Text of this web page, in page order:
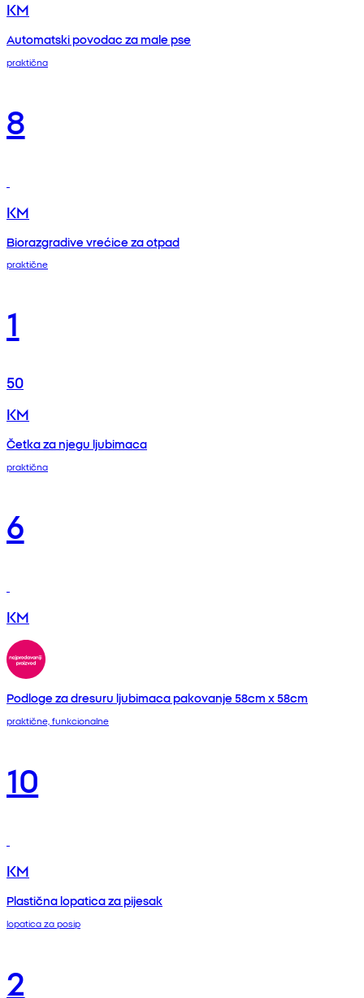
KM
Automatski povodac za male pse
praktična
8
KM
Biorazgradive vrećice za otpad
praktične
1
50
KM
Četka za njegu ljubimaca
praktična
6
KM
Podloge za dresuru ljubimaca pakovanje 58cm x 58cm
praktične, funkcionalne
10
KM
Plastična lopatica za pijesak
lopatica za posip
2